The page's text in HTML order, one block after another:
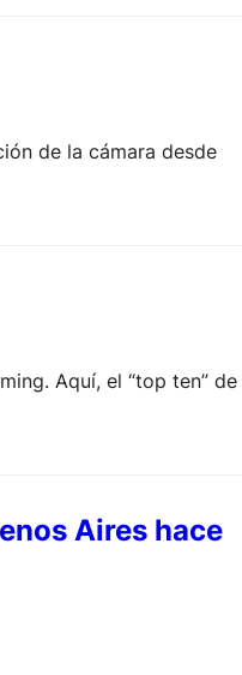
de la cámara desde
Aquí, el “top ten” de
Aires hace